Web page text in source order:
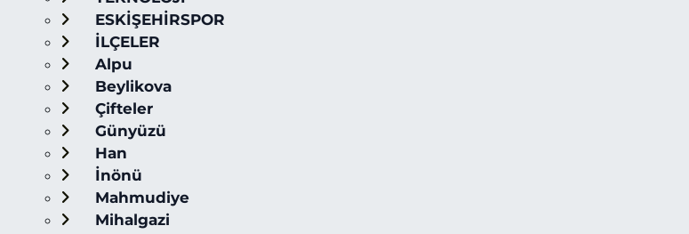
ESKİŞEHİRSPOR
İLÇELER
Alpu
Beylikova
Çifteler
Günyüzü
Han
İnönü
Mahmudiye
Mihalgazi